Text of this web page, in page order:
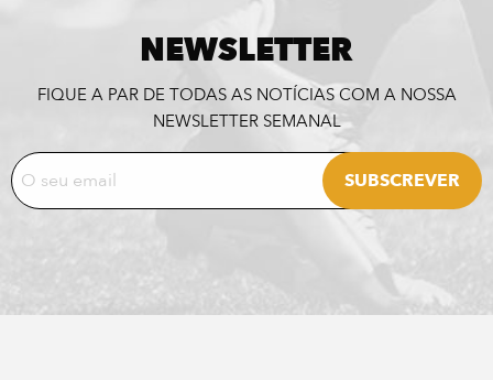
NEWSLETTER
FIQUE A PAR DE TODAS AS NOTÍCIAS COM A NOSSA
NEWSLETTER SEMANAL